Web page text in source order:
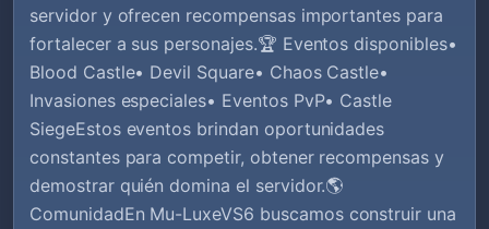
servidor y ofrecen recompensas importantes para
fortalecer a sus personajes.🏆 Eventos disponibles•
Blood Castle• Devil Square• Chaos Castle•
Invasiones especiales• Eventos PvP• Castle
SiegeEstos eventos brindan oportunidades
constantes para competir, obtener recompensas y
demostrar quién domina el servidor.🌎
ComunidadEn Mu-LuxeVS6 buscamos construir una